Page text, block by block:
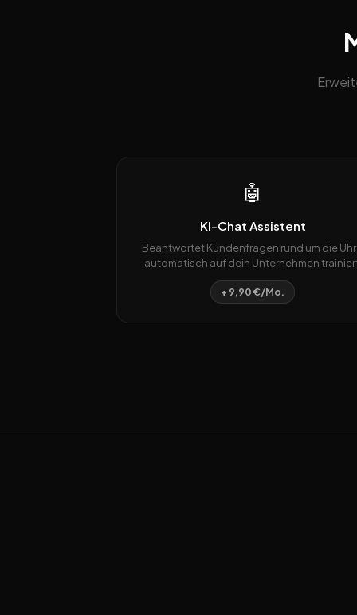
🤖
KI-Chat Assistent
Beantwortet Kundenfragen rund um die Uhr
automatisch auf dein Unternehmen
+ 9,90 €/Mo.